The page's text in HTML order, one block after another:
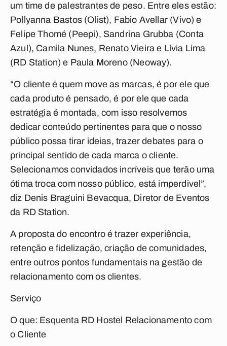
um time de palestrantes de peso. Entre eles estão:
Pollyanna Bastos (Olist), Fabio Avellar (Vivo) e
Felipe Thomé (Peepi), Sandrina Grubba (Conta
Azul), Camila Nunes, Renato Vieira e Lívia Lima
(RD Station) e Paula Moreno (Neoway).
“O cliente é quem move as marcas, é por ele que
cada produto é pensado, é por ele que cada
estratégia é montada, com isso resolvemos
dedicar conteúdo pertinentes para que o nosso
público possa tirar ideias, trazer debates para o
principal sentido de cada marca o cliente.
Selecionamos convidados incríveis que terão uma
ótima troca com nosso público, está imperdivel”,
diz Denis Braguini Bevacqua, Diretor de Eventos
da RD Station.
A proposta do encontro é trazer experiência,
retenção e fidelização, criação de comunidades,
entre outros pontos fundamentais na gestão de
relacionamento com os clientes.
Serviço
O que: Esquenta RD Hostel Relacionamento com
o Cliente